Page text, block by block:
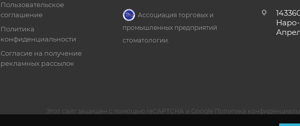
Пользовательское
соглашение
Политика
конфиденциальности
Согласие на получение
рекламных рассылок
Ассоциация торговых и
промышленных предприятий
стоматологии.
Этот сайт защищен с помощью reCAPTCHA и Google Политика